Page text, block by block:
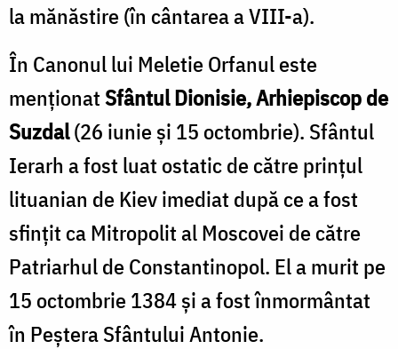
la mănăstire (în cântarea a VIII-a).
În Canonul lui Meletie Orfanul este
menționatSfântul Dionisie, Arhiepiscop de
Suzdal(26 iunie și 15 octombrie). Sfântul
Ierarh a fost luat ostatic de către prințul
lituanian de Kiev imediat după ce a fost
sfințit ca Mitropolit al Moscovei de către
Patriarhul de Constantinopol. El a murit pe
15 octombrie 1384 și a fost înmormântat
în Peștera Sfântului Antonie.